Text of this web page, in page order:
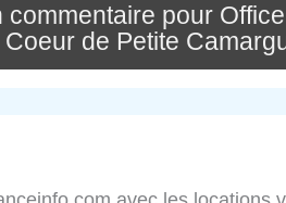
commentaire pour
Coeur de Petite